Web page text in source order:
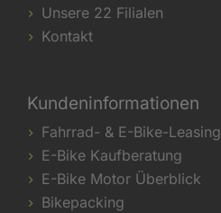
Unsere 22 Filialen
Kontakt
Kundeninformationen
Fahrrad- & E-Bike-Leasing
E-Bike Kaufberatung
E-Bike Motor Überblick
Bikepacking